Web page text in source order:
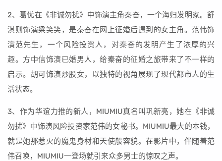
2、葛优在《非诚勿扰》中饰演主角秦奋，一个海归发明家。舒
淇则饰演梁笑笑，是秦奋在网上征婚后遇到的女主角。范伟饰
演范先生，一个风险投资人，对秦奋的发明产生了浓厚的兴
趣。方中信饰演已婚男人，给秦奋的征婚之旅带来了不一样的
启示。胡可饰演炒股女，以独特的视角展现了现代都市人的生
活状态。
3、作为华谊力推的新人，MIUMIU真名叫巩新亮，她在《非诚
勿扰》中饰演风险投资家范伟的女秘书。MIUMIU最大的本钱，
就是她那惹火的魔鬼身材和天使般容貌。在影片中，伴随着范
伟召唤，MIUMIU一登场就引来众多男士的惊叹之声。